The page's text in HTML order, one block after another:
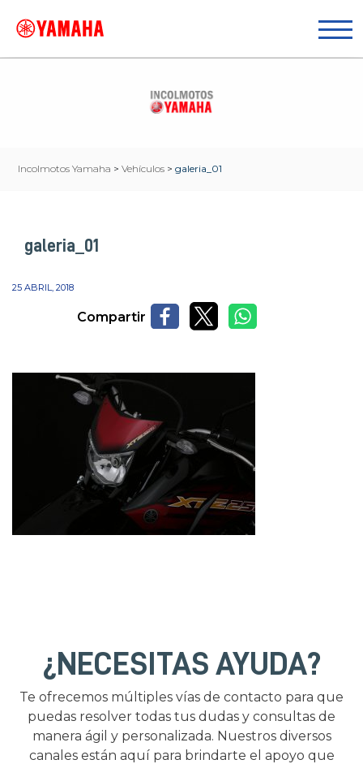
Incolmotos Yamaha > Vehículos > galeria_01
galeria_01
25 ABRIL, 2018
Compartir
¿NECESITAS AYUDA?
Te ofrecemos múltiples vías de contacto para que
puedas resolver todas tus dudas y consultas de
manera ágil y personalizada. Nuestros diversos
canales están aquí para brindarte el apoyo que